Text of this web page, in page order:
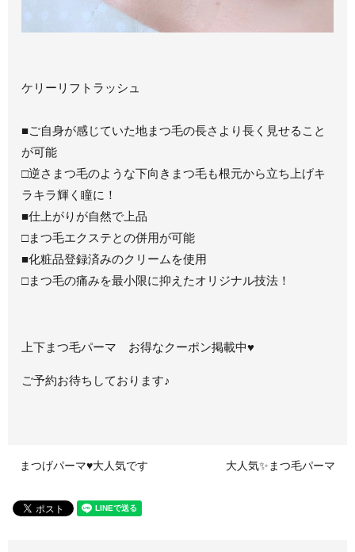
ケリーリフトラッシュ
■ご自身が感じていた地まつ毛の長さより長く見せること
が可能
□逆さまつ毛のような下向きまつ毛も根元から立ち上げキ
ラキラ輝く瞳に！
■仕上がりが自然で上品
□まつ毛エクステとの併用が可能
■化粧品登録済みのクリームを使用
□まつ毛の痛みを最小限に抑えたオリジナル技法！
上下まつ毛パーマ お得なクーポン掲載中♥
ご予約お待ちしております♪
まつげパーマ♥大人気です 大人気✨まつ毛パーマ